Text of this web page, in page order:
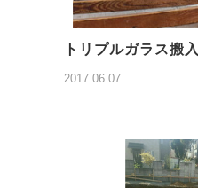
トリプルガラス搬入
2017.06.07